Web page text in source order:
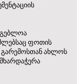
ფოთის
ახლოს